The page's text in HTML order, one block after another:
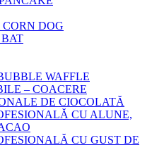
DOG
BAT
WAFFLE
– COACERE
DE CIOCOLATĂ
CU ALUNE,
CU GUST DE